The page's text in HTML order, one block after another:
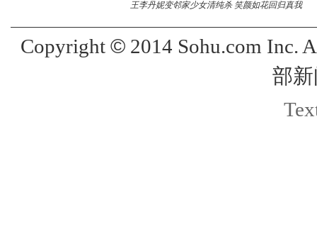
王李丹妮变邻家少女清纯杀 笑颜如花回归真我
Copyright ©2014 Sohu.com Inc.
部